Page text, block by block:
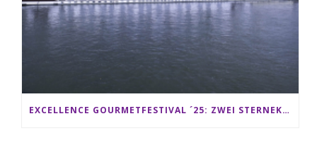
EXCELLENCE GOURMETFESTIVAL ´25: ZWEI STERNEKÖCHE ANTONIO GUIDA & DARIO MORESCO VERWÖHNEN IHRE GÄSTE AUF EINER LUXERIÖSEN SCHIFFSREISE